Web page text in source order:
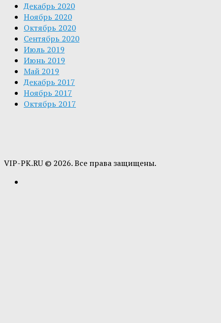
Декабрь 2020
Ноябрь 2020
Октябрь 2020
Сентябрь 2020
Июль 2019
Июнь 2019
Май 2019
Декабрь 2017
Ноябрь 2017
Октябрь 2017
VIP-PK.RU © 2026. Все права защищены.